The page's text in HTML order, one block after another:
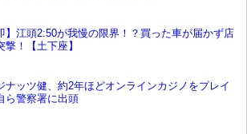
】江頭2:50が我慢の限界！？買った車が届かず店
撃！【土下座】
ナッツ健、約2年ほどオンラインカジノをプレイ
ら警察署に出頭